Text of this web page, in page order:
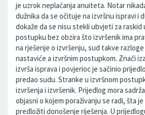
je uzrok neplaćanja anuiteta. Notar
dužnika da se očituje na izvršnu ispravi i
dokaže da se nisu stekli ubvjeti za raskid
postupku bez obzira što izvršenik ima
na rješenje o izvršenju, sud takve
nastaviće a izvršnim postupkom. Znači
izvrša isprava i povjerioc je sačinio
predao sudu. Stranke u izvršnom
izvršenja i izvršenik. Prijedlog mora
objasni o kojem poraživanju se radi, šta
predložiti donošenje riješenja. U